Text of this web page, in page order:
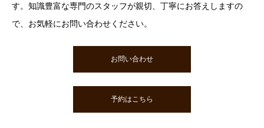
す。知識豊富な専門のスタッフが親切、丁寧にお答えしますの
で、お気軽にお問い合わせください。
お問い合わせ
予約はこちら